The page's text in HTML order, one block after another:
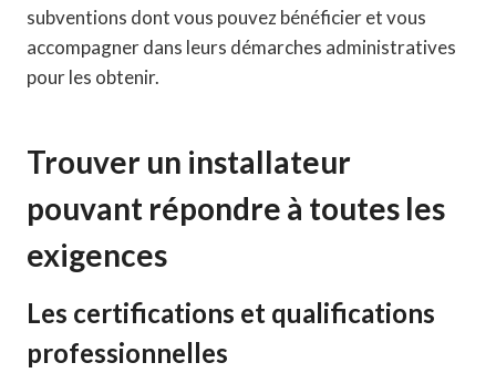
subventions dont vous pouvez bénéficier et vous
accompagner dans leurs démarches administratives
pour les obtenir.
Trouver un installateur
pouvant répondre à toutes les
exigences
Les certifications et qualifications
professionnelles